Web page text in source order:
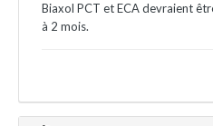
Biaxol PCT et ECA devraient
à 2 mois.